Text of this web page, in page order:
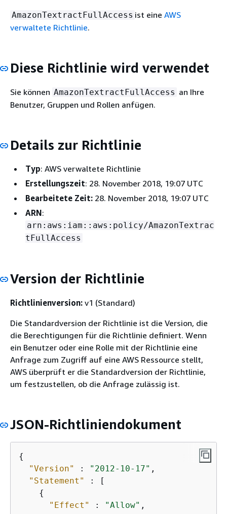
AmazonTextractFullAccess ist eine AWS
verwaltete Richtlinie.
Diese Richtlinie wird verwendet
Sie können AmazonTextractFullAccess an Ihre
Benutzer, Gruppen und Rollen anfügen.
Details zur Richtlinie
Typ: AWS verwaltete Richtlinie
Erstellungszeit: 28. November 2018, 19:07 UTC
Bearbeitete Zeit: 28. November 2018, 19:07 UTC
ARN:
arn:aws:iam::aws:policy/AmazonTextrac
tFullAccess
Version der Richtlinie
Richtlinienversion: v1 (Standard)
Die Standardversion der Richtlinie ist die Version, die
die Berechtigungen für die Richtlinie definiert. Wenn
ein Benutzer oder eine Rolle mit der Richtlinie eine
Anfrage zum Zugriff auf eine AWS Ressource stellt,
AWS überprüft er die Standardversion der Richtlinie,
um festzustellen, ob die Anfrage zulässig ist.
JSON-Richtliniendokument
{
"Version"
: "2012-10-17" ,
"Statement"
: [
{
"Effect"
: "Allow" ,